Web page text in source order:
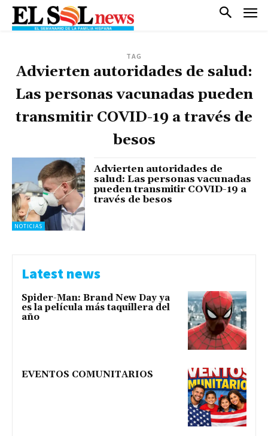
TAG
Advierten autoridades de salud:
Las personas vacunadas pueden
transmitir COVID-19 a través de
besos
NOTICIAS
Advierten autoridades de
salud: Las personas vacunadas
pueden transmitir COVID-19 a
través de besos
Latest news
Spider-Man: Brand New Day ya
es la película más taquillera del
año
EVENTOS COMUNITARIOS